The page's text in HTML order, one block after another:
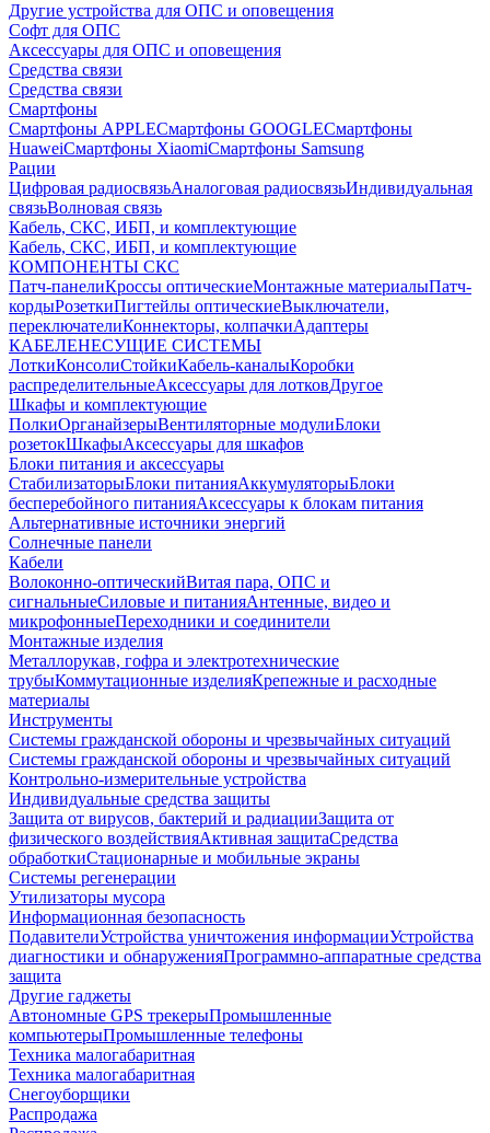
Другие устройства для ОПС и оповещения
Софт для ОПС
Аксессуары для ОПС и оповещения
Средства связи
Средства связи
Смартфоны
Смартфоны APPLEСмартфоны GOOGLEСмартфоны
HuaweiСмартфоны XiaomiСмартфоны Samsung
Рации
Цифровая радиосвязьАналоговая радиосвязьИндивидуальная
связьВолновая связь
Кабель, СКС, ИБП, и комплектующие
Кабель, СКС, ИБП, и комплектующие
КОМПОНЕНТЫ СКС
Патч-панелиКроссы оптическиеМонтажные материалыПатч-
кордыРозеткиПигтейлы оптическиеВыключатели,
переключателиКоннекторы, колпачкиАдаптеры
КАБЕЛЕНЕСУЩИЕ СИСТЕМЫ
ЛоткиКонсолиСтойкиКабель-каналыКоробки
распределительныеАксессуары для лотковДругое
Шкафы и комплектующие
ПолкиОрганайзерыВентиляторные модулиБлоки
розетокШкафыАксессуары для шкафов
Блоки питания и аксессуары
СтабилизаторыБлоки питанияАккумуляторыБлоки
бесперебойного питанияАксессуары к блокам питания
Альтернативные источники энергий
Солнечные панели
Кабели
Волоконно-оптическийВитая пара, ОПС и
сигнальныеСиловые и питанияАнтенные, видео и
микрофонныеПереходники и соединители
Монтажные изделия
Металлорукав, гофра и электротехнические
трубыКоммутационные изделияКрепежные и расходные
материалы
Инструменты
Системы гражданской обороны и чрезвычайных ситуаций
Системы гражданской обороны и чрезвычайных ситуаций
Контрольно-измерительные устройства
Индивидуальные средства защиты
Защита от вирусов, бактерий и радиацииЗащита от
физического воздействияАктивная защитаСредства
обработкиСтационарные и мобильные экраны
Системы регенерации
Утилизаторы мусора
Информационная безопасность
ПодавителиУстройства уничтожения информацииУстройства
диагностики и обнаруженияПрограммно-аппаратные средства
защита
Другие гаджеты
Автономные GPS трекерыПромышленные
компьютерыПромышленные телефоны
Техника малогабаритная
Техника малогабаритная
Снегоуборщики
Распродажа